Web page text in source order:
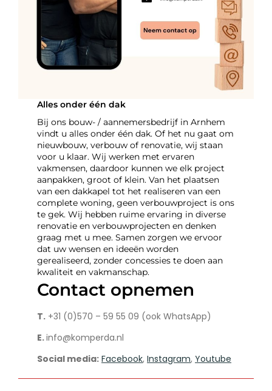
Alles onder één dak
Bij ons bouw- / aannemersbedrijf in Arnhem
vindt u alles onder één dak. Of het nu gaat om
nieuwbouw, verbouw of renovatie, wij staan
voor u klaar. Wij werken met ervaren
vakmensen, daardoor kunnen we elk project
aanpakken, groot of klein. Van het plaatsen
van een dakkapel tot het realiseren van een
complete woning, geen verbouwproject is ons
te gek. Wij hebben ruime ervaring in diverse
renovatie en verbouwprojecten en denken
graag met u mee. Samen zorgen we ervoor
dat uw wensen en ideeën worden
gerealiseerd, zonder concessies te doen aan
kwaliteit en vakmanschap.
Contact opnemen
T. +31 (0)570 – 59 55 09 (ook WhatsApp)
E.info@komperda.nl
Social media: Facebook,Instagram,Youtube